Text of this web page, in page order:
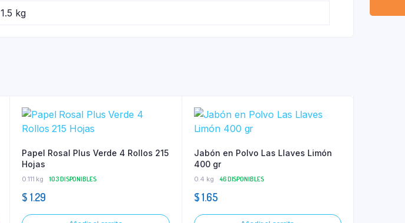
1.5 kg
Papel Rosal Plus Verde 4 Rollos 215
Hojas
0.111 kg 103 DISPONIBLES
$ 1.29
Jabón en Polvo Las Llaves Limón
400 gr
0.4 kg 46 DISPONIBLES
$1.65